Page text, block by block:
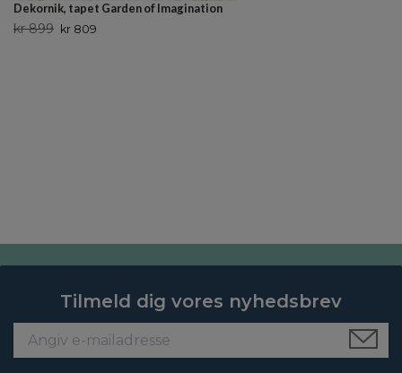
Dekornik, tapet Garden of Imagination
kr 899 kr 809
Tilmeld dig vores nyhedsbrev